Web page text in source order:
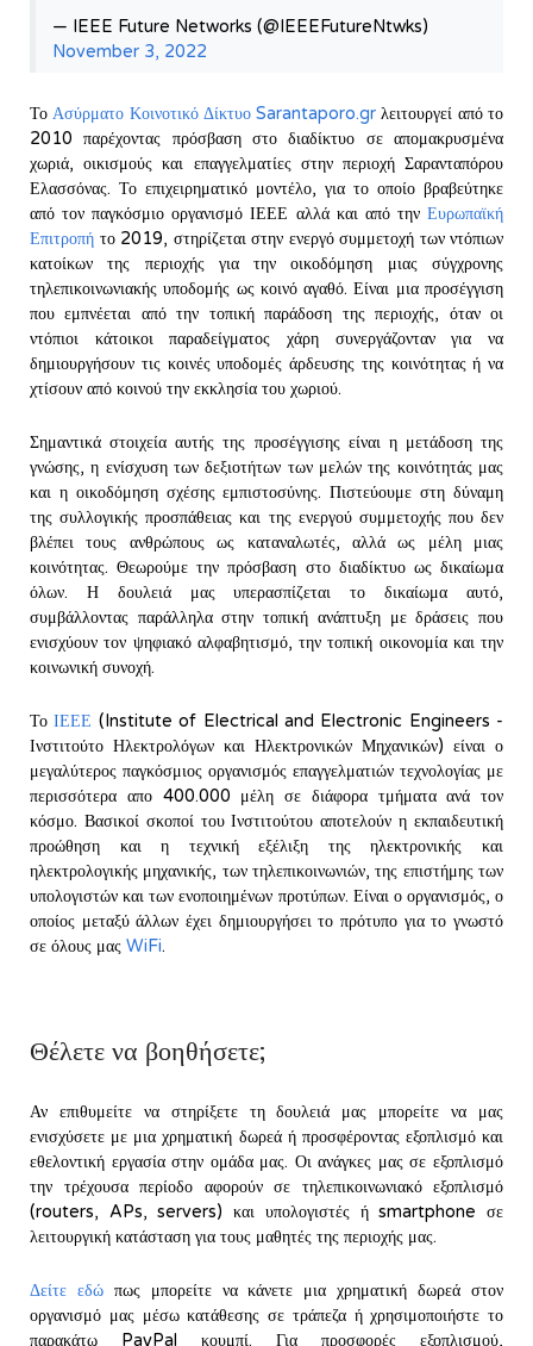
— IEEE Future Networks (@IEEEFutureNtwks)
November 3, 2022
ΤοΑσύρματο Κοινοτικό Δίκτυο Sarantaporo.gr λειτουργεί από το
2010 παρέχοντας πρόσβαση στο διαδίκτυο σε απομακρυσμένα
χωριά, οικισμούς και επαγγελματίες στην περιοχή Σαρανταπόρου
Ελασσόνας. Το επιχειρηματικό μοντέλο, για το οποίο βραβεύτηκε
από τον παγκόσμιο οργανισμό ΙΕΕΕ αλλά και από την Ευρωπαϊκή
Επιτροπή το 2019, στηρίζεται στην ενεργό συμμετοχή των ντόπιων
κατοίκων της περιοχής για την οικοδόμηση μιας σύγχρονης
τηλεπικοινωνιακής υποδομής ως κοινό αγαθό. Είναι μια προσέγγιση
που εμπνέεται από την τοπική παράδοση της περιοχής, όταν οι
ντόπιοι κάτοικοι παραδείγματος χάρη συνεργάζονταν για να
δημιουργήσουν τις κοινές υποδομές άρδευσης της κοινότητας ή να
χτίσουν από κοινού την εκκλησία του χωριού.
Σημαντικά στοιχεία αυτής της προσέγγισης είναι η μετάδοση της
γνώσης, η ενίσχυση των δεξιοτήτων των μελών της κοινότητάς μας
και η οικοδόμηση σχέσης εμπιστοσύνης. Πιστεύουμε στη δύναμη
της συλλογικής προσπάθειας και της ενεργού συμμετοχής που δεν
βλέπει τους ανθρώπους ως καταναλωτές, αλλά ως μέλη μιας
κοινότητας. Θεωρούμε την πρόσβαση στο διαδίκτυο ως δικαίωμα
όλων. Η δουλειά μας υπερασπίζεται το δικαίωμα αυτό,
συμβάλλοντας παράλληλα στην τοπική ανάπτυξη με δράσεις που
ενισχύουν τον ψηφιακό αλφαβητισμό, την τοπική οικονομία και την
κοινωνική συνοχή.
ΤοΙΕΕΕ (Institute of Electrical and Electronic Engineers -
Ινστιτούτο Ηλεκτρολόγων και Ηλεκτρονικών Μηχανικών) είναι ο
μεγαλύτερος παγκόσμιος οργανισμός επαγγελματιών τεχνολογίας με
περισσότερα απο 400.000 μέλη σε διάφορα τμήματα ανά τον
κόσμο. Βασικοί σκοποί του Ινστιτούτου αποτελούν η εκπαιδευτική
προώθηση και η τεχνική εξέλιξη της ηλεκτρονικής και
ηλεκτρολογικής μηχανικής, των τηλεπικοινωνιών, της επιστήμης των
υπολογιστών και των ενοποιημένων προτύπων. Είναι ο οργανισμός, ο
οποίος μεταξύ άλλων έχει δημιουργήσει το πρότυπο για το γνωστό
σε όλους μας WiFi.
Θέλετε να βοηθήσετε;
Αν επιθυμείτε να στηρίξετε τη δουλειά μας μπορείτε να μας
ενισχύσετε με μια χρηματική δωρεά ή προσφέροντας εξοπλισμό και
εθελοντική εργασία στην ομάδα μας. Οι ανάγκες μας σε εξοπλισμό
την τρέχουσα περίοδο αφορούν σε τηλεπικοινωνιακό εξοπλισμό
(routers, APs, servers) και υπολογιστές ή smartphone σε
λειτουργική κατάσταση για τους μαθητές της περιοχής μας.
Δείτε εδώπως μπορείτε να κάνετε μια χρηματική δωρεά στον
οργανισμό μας μέσω κατάθεσης σε τράπεζα ή χρησιμοποιήστε το
παρακάτω PayPal κουμπί. Για προσφορές εξοπλισμού,